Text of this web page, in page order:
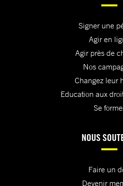
Signer une
Agir en
Agir près de
Nos
Changez leur
Education aux
Se
NOUS
Faire un
Devenir